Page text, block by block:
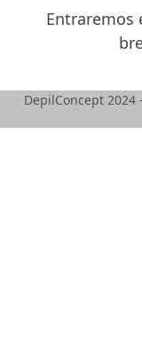
Entraremos
DepilConcept